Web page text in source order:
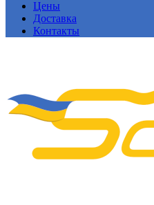
Цены
Доставка
Контакты